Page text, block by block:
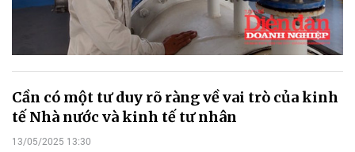
Cần có một tư duy rõ ràng về vai trò của kinh
tế Nhà nước và kinh tế tư nhân
13/05/2025 13:30